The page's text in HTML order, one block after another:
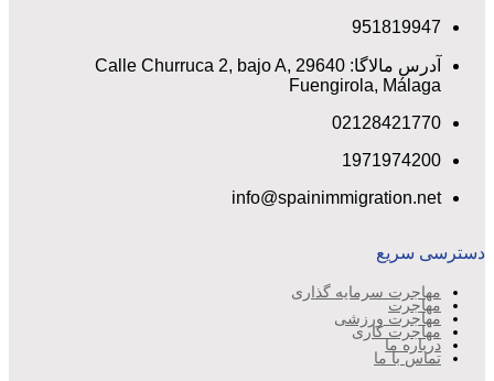
951819947
آدرس مالاگا: Calle Churruca 2, bajo A, 29640
Fuengirola, Málaga
02128421770
1971974200
info@spainimmigration.net
دسترسی سریع
مهاجرت سرمایه گذاری
مهاجرت
مهاجرت ورزشی
مهاجرت کاری
درباره ما
تماس با ما